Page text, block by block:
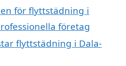
för flyttstädning i
företag
flyttstädning i Dala-